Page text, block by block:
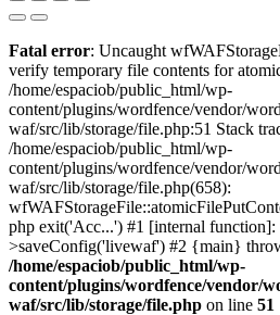
Fatal error: Uncaught
verify temporary file contents for
/home/espaciob/public_html/wp-
content/plugins/wordfence/vendor/
waf/src/lib/storage/file.php:51 Stack
/home/espaciob/public_html/wp-
content/plugins/wordfence/vendor/
waf/src/lib/storage/file.php(658):
php exit('Acc...') #1 [internal
>saveConfig('livewaf') #2 {main}
/home/espaciob/public_html/wp-
content/plugins/wordfence/vendor/
waf/src/lib/storage/file.php on line 51